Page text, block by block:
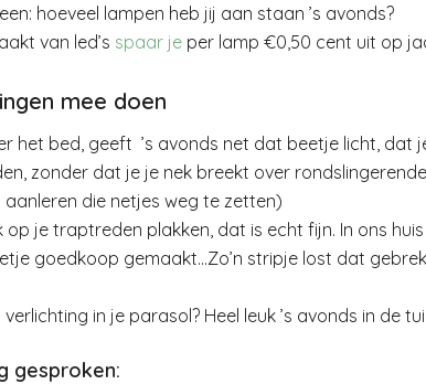
hoeveel lampen heb jij aan staan ’s avonds?
van led’s spaar je per lamp €0,50 cent uit op
mee doen
het bed, geeft ’s avonds net dat beetje licht, dat
zonder dat je je nek breekt over
die netjes weg te zetten)
je traptreden plakken, dat is echt fijn. In ons
goedkoop gemaakt…Zo’n stripje lost dat
in je parasol? Heel leuk ’s avonds in de
gesproken: